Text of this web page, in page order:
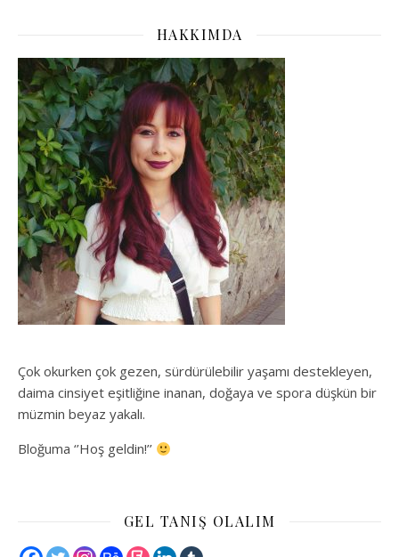
HAKKIMDA
Çok okurken çok gezen, sürdürülebilir yaşamı destekleyen,
daima cinsiyet eşitliğine inanan, doğaya ve spora düşkün bir
müzmin beyaz yakalı.
Bloğuma ‘’Hoş geldin!’’
GEL TANIŞ OLALIM